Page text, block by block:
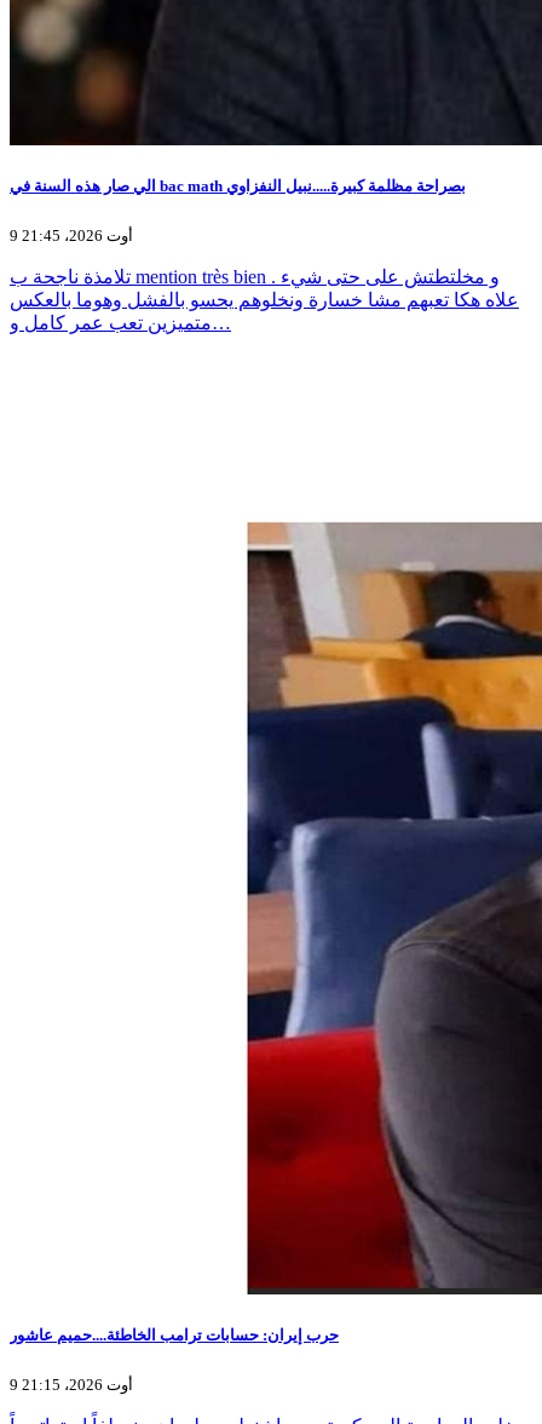
الي صار هذه السنة في bac math بصراحة مظلمة كبيرة.....نبيل النفزاوي
9 أوت 2026، 21:45
تلامذة ناجحة ب mention très bien و مخلتطتش على حتى شيء .
علاه هكا تعبهم مشا خسارة ونخلوهم يحسو بالفشل وهوما بالعكس
متميزين تعب عمر كامل و…
حرب إيران: حسابات ترامب الخاطئة....حميم عاشور
9 أوت 2026، 21:15